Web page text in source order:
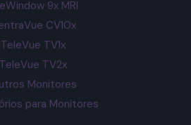
9x MRI
CV10x
TeleVue TV1x
TeleVue TV2x
Monitores
para Monitores